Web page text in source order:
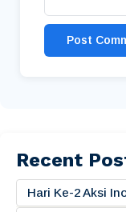
Post
Recent
Hari Ke-2 Aksi